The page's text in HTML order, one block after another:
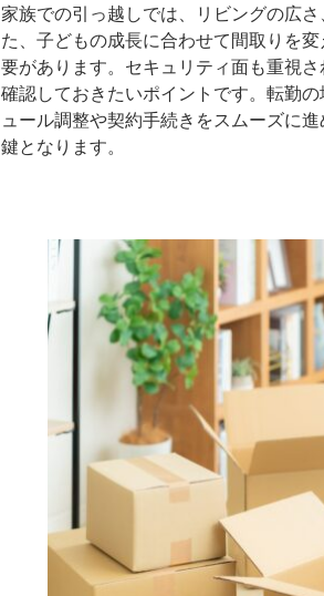
家族での引っ越しでは、 リビングの広
た、子どもの成長に合わせて間取りを
要があります。セキュリティ面も重視
確認しておきたいポイントです。転勤
ュール調整や契約手続きをスムーズに
鍵となります。